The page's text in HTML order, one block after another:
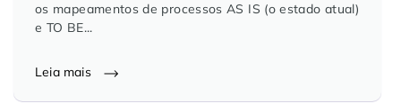
os mapeamentos de processos AS IS (o estado atual)
e TO BE...
Leia mais